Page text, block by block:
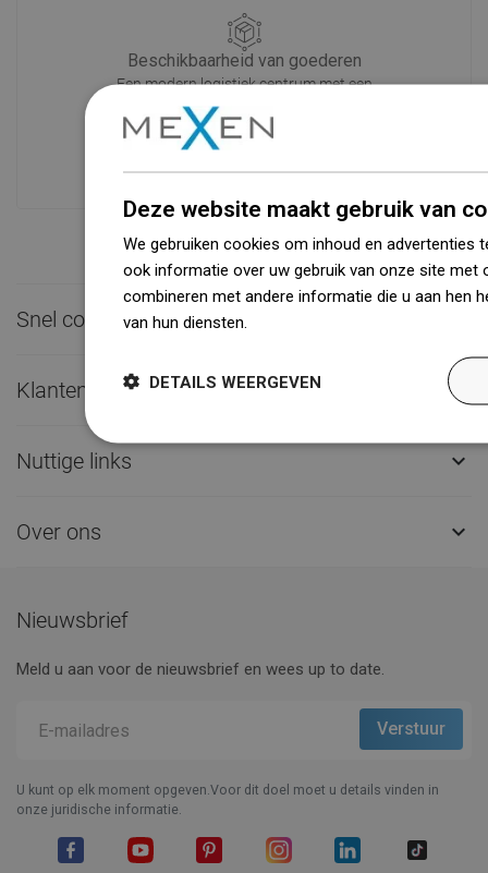
Beschikbaarheid van goederen
Een modern logistiek centrum met een
oppervlakte van 31.000 m² met meer
dan 68.000 palletplaatsen biedt meer
Snel contact
Klantenservice 
Nuttige links 
Over ons 
Nieuwsbrief
Meld u aan voor de nieuwsbrief en wees up to date.
U kunt op elk moment opgeven.Voor dit doel moet u details vinden in
onze juridische informatie.
Deze website maakt gebruik van
We gebruiken cookies om inhoud en advertenties
ook informatie over uw gebruik van onze site met
combineren met andere informatie die u aan hen
van hun diensten.
DETAILS WEERGEVEN